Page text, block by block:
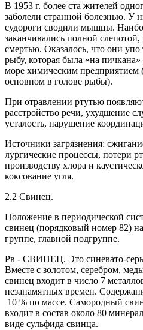
В 1953 г. более ста жителей
заболели странной болезнью. У
судороги сводили мышцы.
заканчивались полной
смертью. Оказалось, что они
рыбу, которая была «на
море химическим предприятием
основном в голове рыбы).
При отравлении ртутью
расстройство речи, ухудшение
усталость, нарушение
Источники загрязнения:
лургические процессы, потери
производству хлора и
коксование угля.
2.2 Свинец.
Положение в периодической
свинец (порядковый номер 82)
группе, главной подгруппе.
Pв - СВИНЕЦ. Это синевато-
Вместе с золотом, серебром,
свинец входит в число 7
незапамятных времен.
10 % по массе. Самородный
входит в состав около 80
виде сульфида свинца.